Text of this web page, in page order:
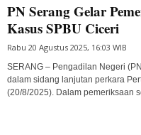
PN Serang Gelar
Kasus SPBU Ciceri
Rabu 20 Agustus 2025, 16:03 WIB
SERANG – Pengadilan Negeri
dalam sidang lanjutan perkara
(20/8/2025). Dalam pemeriksaan